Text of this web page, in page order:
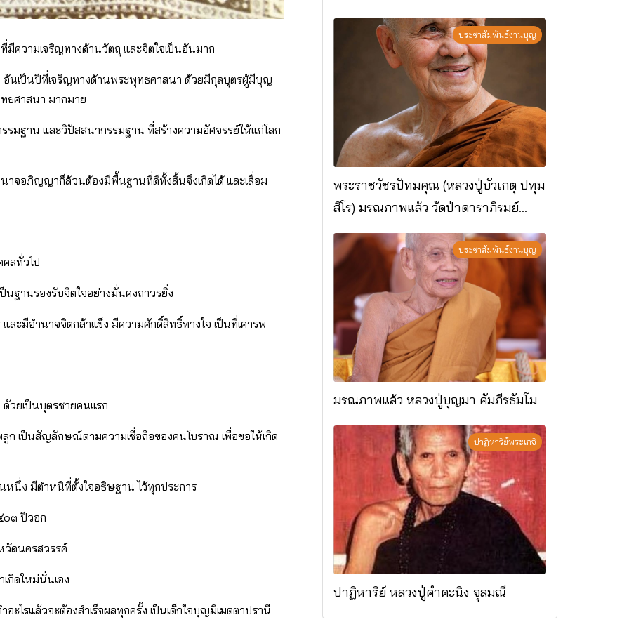
ความเจริญทางด้านวัตถุ และจิตใจเป็นอันมาก
นเป็นปีที่เจริญทางด้านพระพุทธศาสนา ด้วยมีกุลบุตรผู้มีบุญ
ธศาสนา มากมาย
มฐาน และวิปัสสนากรรมฐาน ที่สร้างความอัศจรรย์ให้แก่โลก
าจอภิญญาก็ล้วนต้องมีพื้นฐานที่ดีทั้งสิ้นจึงเกิดได้ และเสื่อม
ลทั่วไป
นฐานรองรับจิตใจอย่างมั่นคงถาวรยิ่ง
และมีอํานาจจิตกล้าแข็ง มีความศักดิ์สิทธิ์ทางใจ เป็นที่เคารพ
ด้วยเป็นบุตรชายคนแรก
ก เป็นสัญลักษณ์ตามความเชื่อถือของคนโบราณ เพื่อขอให้เกิด
หนึ่ง มีตําหนิที่ตั้งใจอธิษฐาน ไว้ทุกประการ
๐๓ ปีวอก
วัดนครสวรรค์
กิดใหม่นั่นเอง
ะไรแล้วจะต้องสําเร็จผลทุกครั้ง เป็นเด็กใจบุญมีเมตตาปรานี
ประชาสัมพันธ์งานบุญ
พระราชวัชรปัทมคุณ (หลวงปู่บัวเกตุ ปทุม
สิโร) มรณภาพแล้ว วัดป่าดาราภิรมย์
อ.แม่ริม จ.เชียงใหม่
ประชาสัมพันธ์งานบุญ
มรณภาพแล้ว หลวงปู่บุญมา คัมภีรธัมโม
ปาฏิหาริย์พระเกจิ
ปาฏิหาริย์ หลวงปู่คำคะนิง จุลมณี